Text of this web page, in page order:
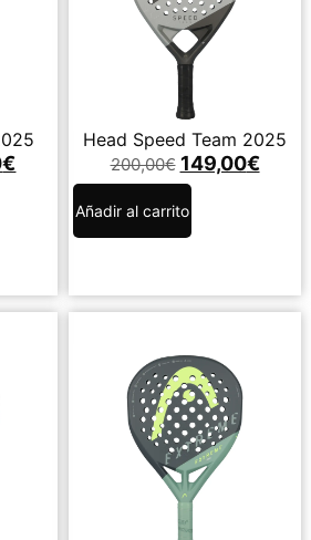
€
Head Speed Team 2025
200,00€ 149,00€
Añadir al carrito